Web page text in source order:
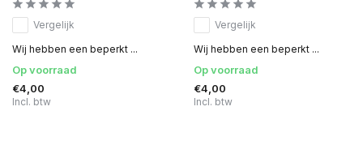
Vergelijk
Wij hebben een beperkt ...
Op voorraad
€4,00
Incl. btw
Vergelijk
Wij hebben een beperkt ...
Op voorraad
€4,00
Incl. btw